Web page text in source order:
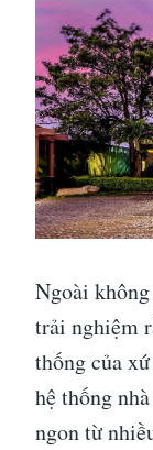
Ngoài
trải nghiệm
thống của
hệ thống
ngon từ